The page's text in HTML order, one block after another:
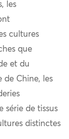
les
cultures
que
et du
de Chine, les
série de tissus
distinctes